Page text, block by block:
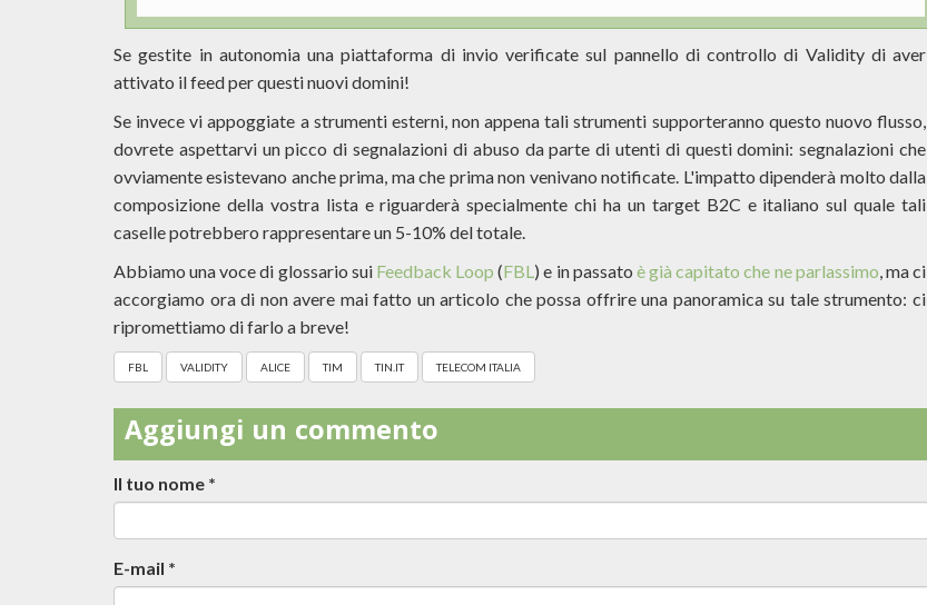
Se gestite in autonomia una piattaforma di invio verificate sul pannello di controllo di Validity di aver
attivato il feed per questi nuovi domini!
Se invece vi appoggiate a strumenti esterni, non appena tali strumenti supporteranno questo nuovo flusso,
dovrete aspettarvi un picco di segnalazioni di abuso da parte di utenti di questi domini: segnalazioni che
ovviamente esistevano anche prima, ma che prima non venivano notificate. L'impatto dipenderà molto dalla
composizione della vostra lista e riguarderà specialmente chi ha un target B2C e italiano sul quale tali
caselle potrebbero rappresentare un 5-10% del totale.
Abbiamo una voce di glossario sui Feedback Loop (FBL ) e in passato è già capitato che ne parlassimo , ma ci
accorgiamo ora di non avere mai fatto un articolo che possa offrire una panoramica su tale strumento: ci
ripromettiamo di farlo a breve!
FBL VALIDITY ALICE TIM TIN.IT TELECOM ITALIA
Aggiungi un commento
Il tuo nome *
E-mail *